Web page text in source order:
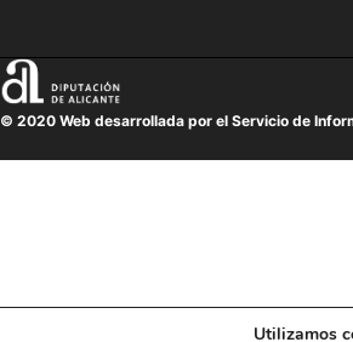
© 2020 Web desarrollada por el Servicio de
Utilizamos